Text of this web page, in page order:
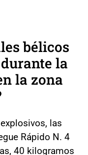
bélicos
la
la zona
las
Rápido N. 4
40 kilogramos